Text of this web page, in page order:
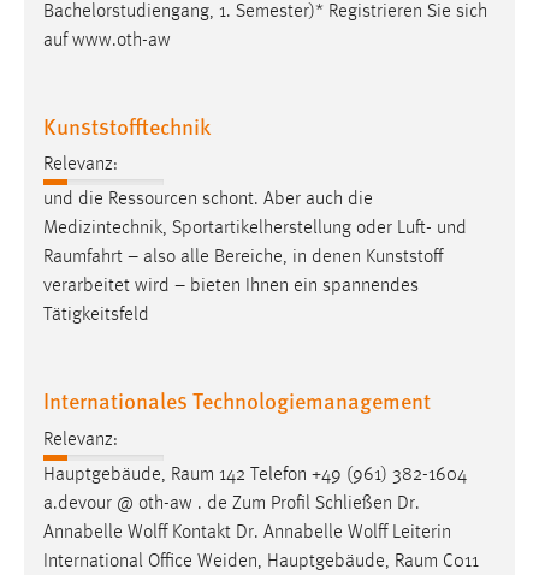
Bachelorstudiengang, 1. Semester)* Registrieren Sie sich
auf www.oth-aw
Kunststofftechnik
Relevanz:
und die Ressourcen schont. Aber auch die
Medizintechnik, Sportartikelherstellung oder Luft- und
Raumfahrt – also alle Bereiche, in denen Kunststoff
verarbeitet wird – bieten Ihnen ein spannendes
Tätigkeitsfeld
Internationales Technologiemanagement
Relevanz:
Hauptgebäude, Raum 142 Telefon +49 (961) 382-1604
a.devour @ oth-aw . de Zum Profil Schließen Dr.
Annabelle Wolff Kontakt Dr. Annabelle Wolff Leiterin
International Office Weiden, Hauptgebäude, Raum C011